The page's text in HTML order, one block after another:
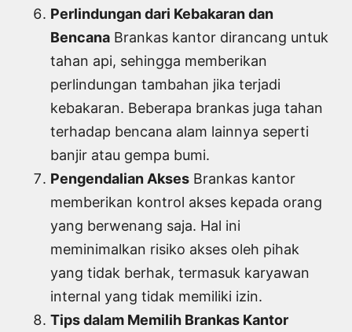
Perlindungan dari Kebakaran dan
Bencana Brankas kantor dirancang untuk
tahan api, sehingga memberikan
perlindungan tambahan jika terjadi
kebakaran. Beberapa brankas juga tahan
terhadap bencana alam lainnya seperti
banjir atau gempa bumi.
Pengendalian Akses Brankas kantor
memberikan kontrol akses kepada orang
yang berwenang saja. Hal ini
meminimalkan risiko akses oleh pihak
yang tidak berhak, termasuk karyawan
internal yang tidak memiliki izin.
Tips dalam Memilih Brankas Kantor